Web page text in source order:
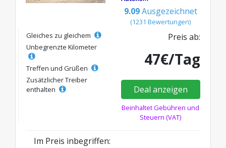
9.09 Ausgezeichnet
(1231 Bewertungen)
Gleiches zu gleichem
Unbegrenzte Kilometer
Treffen und Grüßen
Zusätzlicher Treiber
enthalten
Preis ab:
47€/Tag
Deal anzeigen
Beinhaltet Gebühren und
Steuern (VAT)
Im Preis inbegriffen: